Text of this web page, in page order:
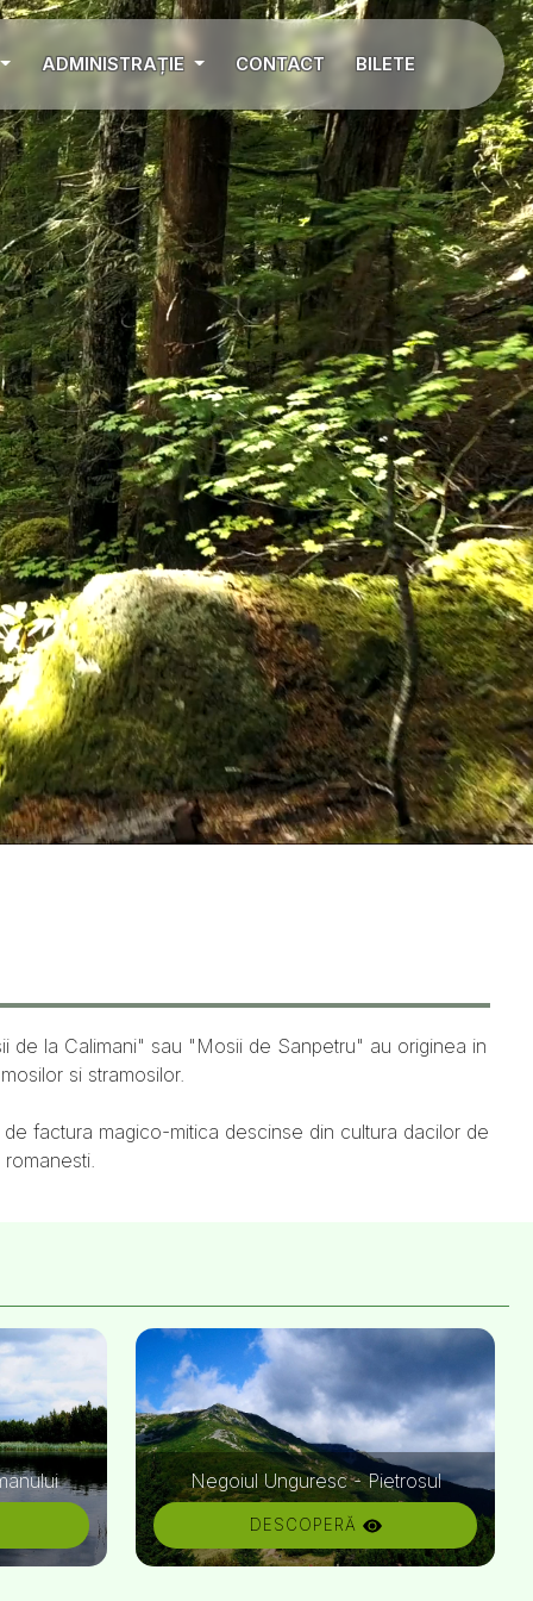
ADMINISTRAȚIE CONTACT BILETE
de la Calimani" sau "Mosii de Sanpetru" au originea in
si stramosilor.
factura magico-mitica descinse din cultura dacilor de
Negoiul Unguresc - Pietrosul
DESCOPERĂ